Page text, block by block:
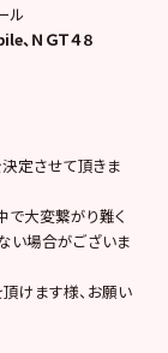
ル
、ＮＧＴ４８
定させて頂きま
大変繋がり難く
い場合がございま
けます様、お願い